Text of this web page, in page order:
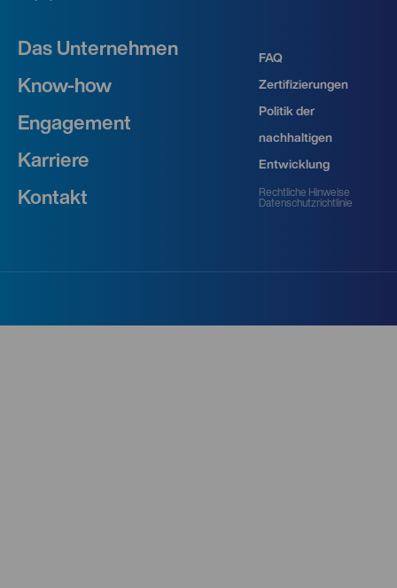
Das Unternehmen
Know-how
Engagement
Karriere
Kontakt
FAQ
Zertifizierungen
Politik der
nachhaltigen
Entwicklung
Rechtliche Hinweise
Datenschutzrichtlinie